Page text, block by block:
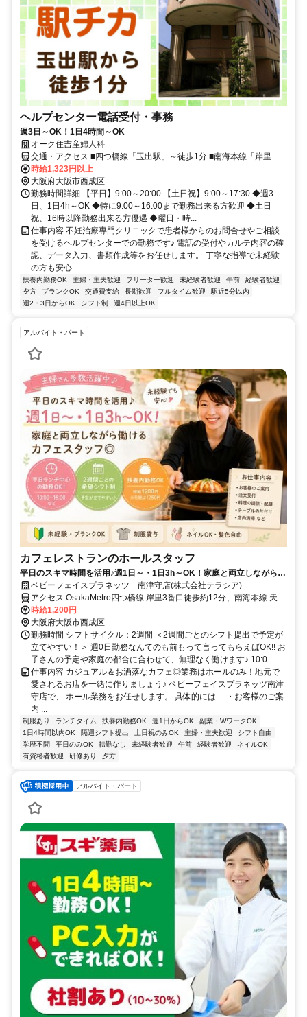
ヘルプセンター電話受付・事務
週3日～OK！1日4時間～OK
オーク住吉産婦人科
交通・アクセス ■四つ橋線「玉出駅」～徒歩1分 ■南海本線「岸里玉
出駅」～徒歩10分
時給1,323円以上
大阪府大阪市西成区
勤務時間詳細 【平日】9:00～20:00 【土日祝】9:00～17:30 ◆週3
日、1日4h～OK ◆特に9:00～16:00まで勤務出来る方歓迎 ◆土日
祝、16時以降勤務出来る方優遇 ◆曜日・時...
仕事内容 不妊治療専門クリニックで患者様からのお問合せやご相談
を受けるヘルプセンターでの勤務です♪ 電話の受付やカルテ内容の確
認、データ入力、書類作成等をお任せします。 丁寧な指導で未経験
の方も安心...
扶養内勤務OK 主婦・主夫歓迎 フリーター歓迎 未経験者歓迎 午前
経験者歓迎
夕方
ブランクOK 交通費支給 長期歓迎 フルタイム歓迎
駅近5分以内
週2・3日からOK
シフト制 週4日以上OK
アルバイト・パート
カフェレストランのホールスタッフ
平日のスキマ時間を活用♪週1日～・1日3h～OK！家庭と両立しながら働
けるカフェスタッフ◎
ベビーフェイスプラネッツ 南津守店(株式会社テラシア)
アクセス OsakaMetro四つ橋線 岸里3番口徒歩約12分、南海本線 天下
茶屋東口徒歩約19分、OsakaMetro堺筋線 天下茶屋東口徒歩約19分
地下鉄四つ橋線「岸里」駅徒歩10分、Osaka Metro堺筋線・南海「天
下茶屋」駅15分
時給1,200円
大阪府大阪市西成区
勤務時間 シフトサイクル：2週間 ＜2週間ごとのシフト提出で予定が
立てやすい！＞ 週0日勤務なんてのも前もって言ってもらえばOK!! お
子さんの予定や家庭の都合に合わせて、無理なく働けます♪ 10:0...
仕事内容 カジュアル＆お洒落なカフェ◎業務はホールのみ！地元で
愛されるお店を一緒に作りましょう♪ ベビーフェイスプラネッツ南津
守店で、 ホール業務をお任せします。 具体的には… ・お客様のご案
内 ...
制服あり ランチタイム 扶養内勤務OK 週1日からOK
副業・WワークOK
1日4時間以内OK
隔週シフト提出 土日祝のみOK 主婦・主夫歓迎
シフト自由
学歴不問
平日のみOK 転勤なし 未経験者歓迎 午前 経験者歓迎
ネイルOK
有資格者歓迎
研修あり 夕方
アルバイト・パート